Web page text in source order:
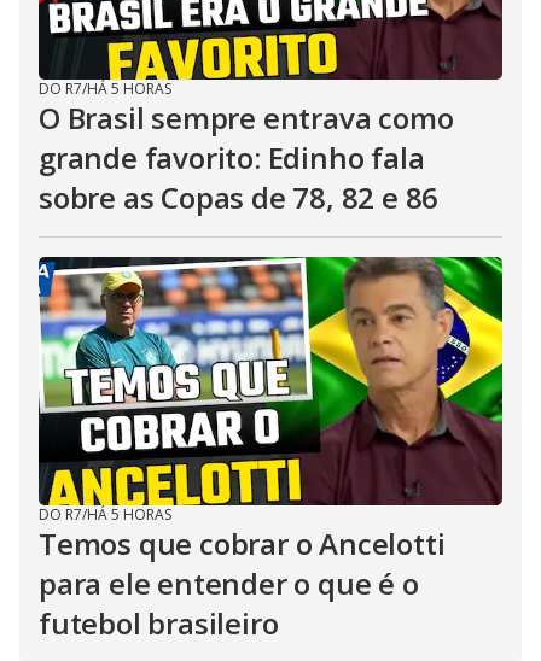
DO R7/HÁ 5 HORAS
O Brasil sempre entrava como
grande favorito: Edinho fala
sobre as Copas de 78, 82 e 86
DO R7/HÁ 5 HORAS
Temos que cobrar o Ancelotti
para ele entender o que é o
futebol brasileiro